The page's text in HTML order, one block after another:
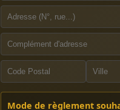
Mode de règlement